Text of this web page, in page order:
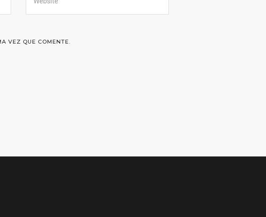
VEZ QUE COMENTE.